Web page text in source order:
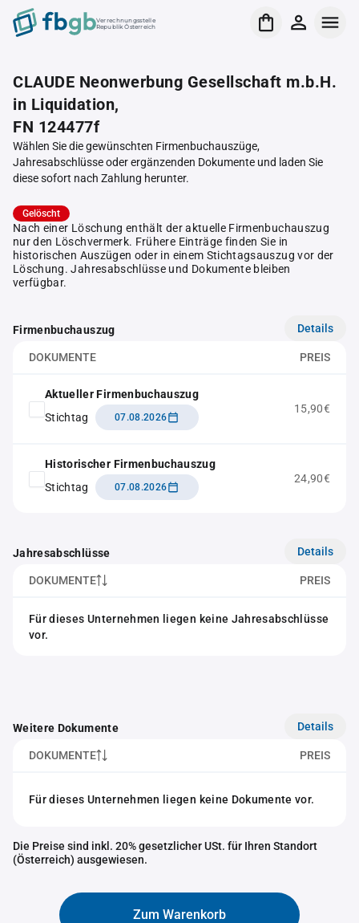
Verrechnungsstelle
Republik Österreich
CLAUDE Neonwerbung Gesellschaft m.b.H.
in Liquidation,
FN 124477f
Wählen Sie die gewünschten Firmenbuchauszüge,
Jahresabschlüsse oder ergänzenden Dokumente und laden Sie
diese sofort nach Zahlung herunter.
Gelöscht
Nach einer Löschung enthält der aktuelle Firmenbuchauszug
nur den Löschvermerk. Frühere Einträge finden Sie in
historischen Auszügen oder in einem Stichtagsauszug vor der
Löschung. Jahresabschlüsse und Dokumente bleiben
verfügbar.
Firmenbuchauszug Details
DOKUMENTE PREIS
Aktueller Firmenbuchauszug
Stichtag
07.08.2026
15,90€
Historischer Firmenbuchauszug
Stichtag
07.08.2026
24,90€
Jahresabschlüsse Details
DOKUMENTE PREIS
Für dieses Unternehmen liegen keine Jahresabschlüsse
vor.
Weitere Dokumente Details
DOKUMENTE PREIS
Für dieses Unternehmen liegen keine Dokumente vor.
Die Preise sind inkl. 20% gesetzlicher USt. für Ihren Standort
(Österreich) ausgewiesen.
Zum Warenkorb